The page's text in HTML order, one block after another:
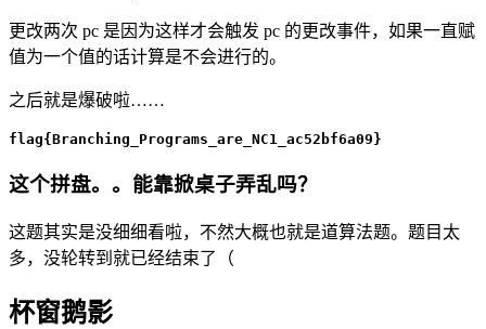
更改两次 pc 是因为这样才会触发 pc 的更改事件，如果一直赋
值为一个值的话计算是不会进行的。
之后就是爆破啦……
flag{Branching_Programs_are_NC1_ac52bf6a09}
这个拼盘。。能靠掀桌子弄乱吗？
这题其实是没细细看啦，不然大概也就是道算法题。题目太
多，没轮转到就已经结束了（
杯窗鹅影